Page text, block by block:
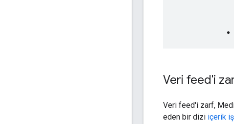
Veri feed'i
Veri feed'i zarf,
eden bir dizi içerik